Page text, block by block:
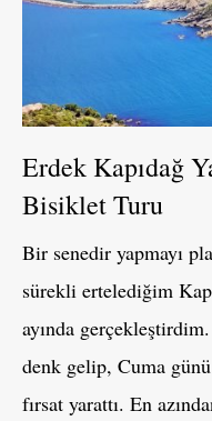
Erdek Kapıdağ
Bisiklet Turu
Bir senedir yapmayı
sürekli ertelediğim
ayında
denk gelip, Cuma
fırsat yarattı. En